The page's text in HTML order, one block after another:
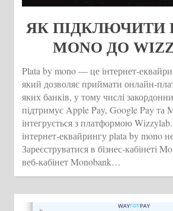
ЯК ПІДКЛЮЧИТИ
MONO ДО
Plata by mono — це інтернет-
який дозволяє приймати онлайн-
яких банків, у тому числі
підтримує Apple Pay, Google Pay та
інтегрується з платформою
інтернет-еквайрингу plata by mono
Зареєструватися в бізнес-кабінеті
веб-кабінет Monobank…